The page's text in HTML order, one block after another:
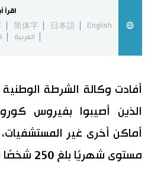
اليابان في فيديو
مانغا وأنيمي
علوم وتكنولوجيا
اقرأ
English
日本語
简体字
العربية
أفادت وكالة الشرطة الوطنية
الذين أصيبوا بفيروس
أماكن أخرى غير
مستوى شهريًا بلغ 250 شخصًا في أغسطس/ آب.